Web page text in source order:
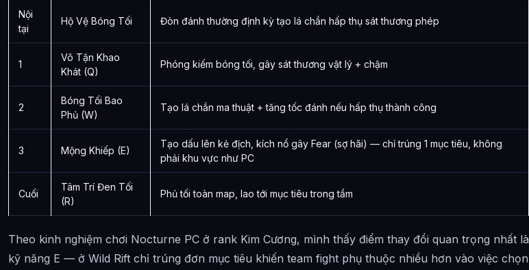
Nội
tại
Hộ Vệ Bóng Tối Đòn đánh thường định kỳ tạo lá chắn hấp thụ sát thương phép
1
Vô Tận Khao
Khát (Q)
Phóng kiếm bóng tối, gây sát thương vật lý + chậm
2
Bóng Tối Bao
Phủ (W)
Tạo lá chắn ma thuật + tăng tốc đánh nếu hấp thụ thành công
3 Mộng Khiếp (E)
Tạo dấu lên kẻ địch, kích nổ gây Fear (sợ hãi) — chỉ trúng 1 mục tiêu, không
phải khu vực như PC
Cuối
Tâm Trí Đen Tối
(R)
Phủ tối toàn map, lao tới mục tiêu trong tầm
Theo kinh nghiệm chơi Nocturne PC ở rank Kim Cương, mình thấy điểm thay đổi quan trọng nhất là
kỹ năng E — ở Wild Rift chỉ trúng đơn mục tiêu khiến team fight phụ thuộc nhiều hơn vào việc chọn